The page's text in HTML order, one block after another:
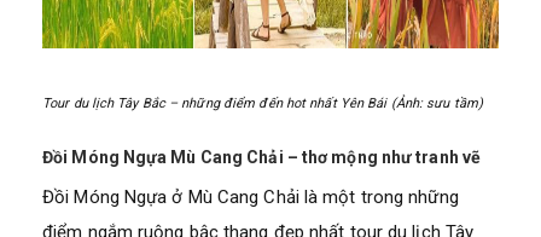
Tour du lịch Tây Bắc – những điểm đến hot nhất Yên Bái (Ảnh: sưu tầm)
Đồi Móng Ngựa Mù Cang Chải – thơ mộng như tranh vẽ
Đồi Móng Ngựa ở Mù Cang Chải là một trong những
điểm ngắm ruộng bậc thang đẹp nhất tour du lịch Tây